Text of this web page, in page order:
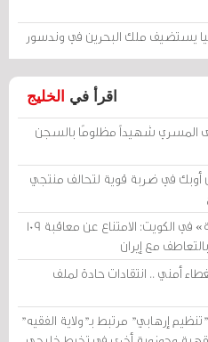
يستضيف ملك البحرين في وندسور
اقرأ في الخليج
المسري شهيداً مظلومًا بالسجن
أوبك في ضربة قوية لتحالف منتجي
محكمة «أمن الدولة» في الكويت: الامتناع عن معاقبة 109
أمني .. انتقادات حادة لملف
إرهابي" مرتبط بـ"ولاية الفقيه"